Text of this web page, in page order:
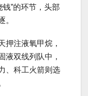
钱”的环节，头部
。
押注液氧甲烷，
液双线列队中，
、科工火箭则选